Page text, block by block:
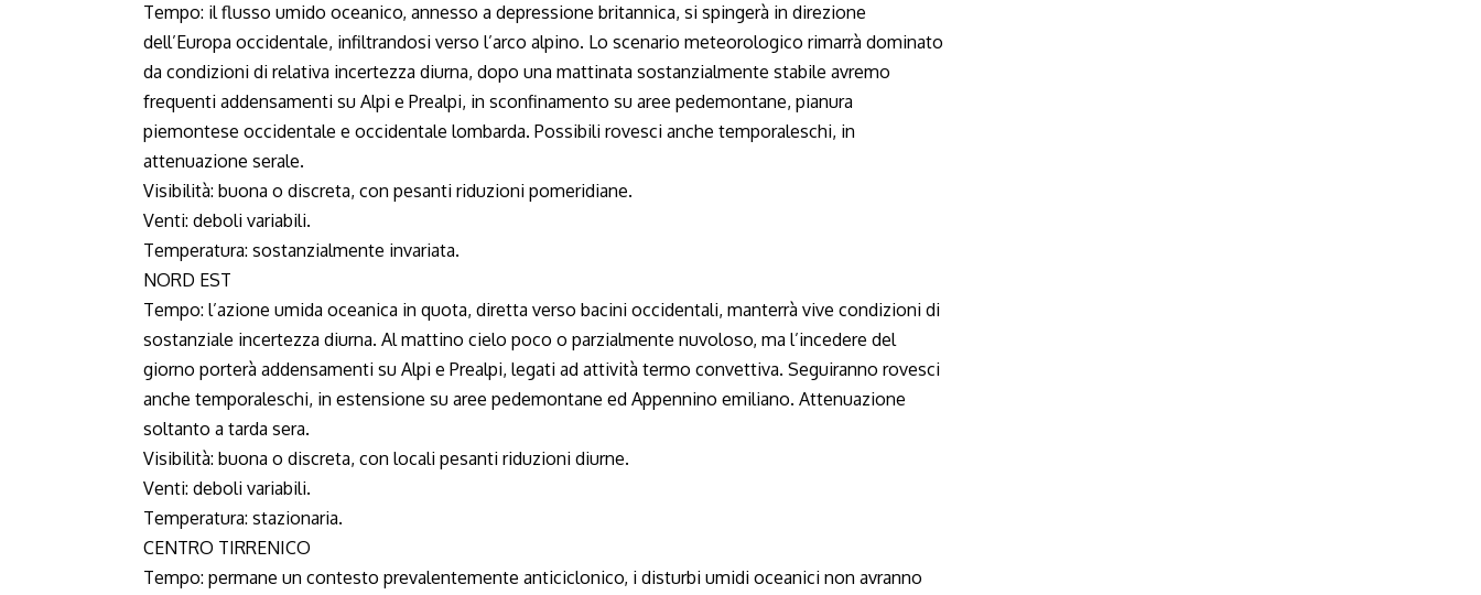
Tempo: il flusso umido oceanico, annesso a depressione britannica, si spingerà in direzione
dell’Europa occidentale, infiltrandosi verso l’arco alpino. Lo scenario meteorologico rimarrà dominato
da condizioni di relativa incertezza diurna, dopo una mattinata sostanzialmente stabile avremo
frequenti addensamenti su Alpi e Prealpi, in sconfinamento su aree pedemontane, pianura
piemontese occidentale e occidentale lombarda. Possibili rovesci anche temporaleschi, in
attenuazione serale.
Visibilità: buona o discreta, con pesanti riduzioni pomeridiane.
Venti: deboli variabili.
Temperatura: sostanzialmente invariata.
NORD EST
Tempo: l’azione umida oceanica in quota, diretta verso bacini occidentali, manterrà vive condizioni di
sostanziale incertezza diurna. Al mattino cielo poco o parzialmente nuvoloso, ma l’incedere del
giorno porterà addensamenti su Alpi e Prealpi, legati ad attività termo convettiva. Seguiranno rovesci
anche temporaleschi, in estensione su aree pedemontane ed Appennino emiliano. Attenuazione
soltanto a tarda sera.
Visibilità: buona o discreta, con locali pesanti riduzioni diurne.
Venti: deboli variabili.
Temperatura: stazionaria.
CENTRO TIRRENICO
Tempo: permane un contesto prevalentemente anticiclonico, i disturbi umidi oceanici non avranno